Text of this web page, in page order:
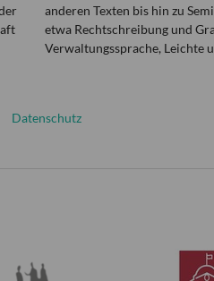
anderen Texten bis hin zu
etwa Rechtschreibung und
Verwaltungssprache, Leichte
Datenschutz